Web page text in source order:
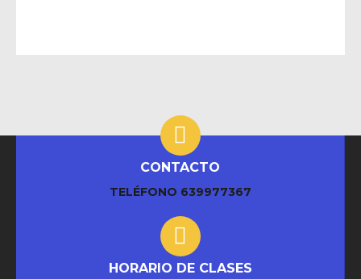
CONTACTO
TELÉFONO 639977367
HORARIO DE CLASES